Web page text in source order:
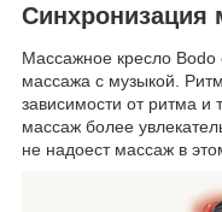
Синхронизация
Массажное кресло
массажа с музыкой.
зависимости от ритма и
массаж более
не надоест массаж в